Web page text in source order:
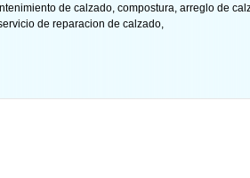
de calzado, compostura, arreglo de
de reparacion de calzado,